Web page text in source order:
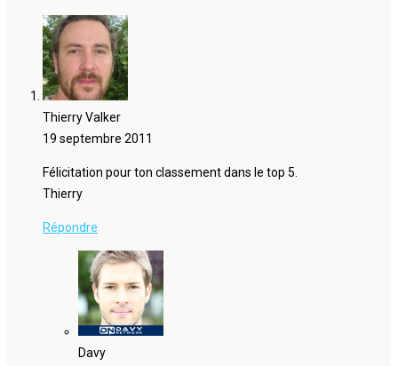
Thierry Valker
19 septembre 2011
Félicitation pour ton classement dans le top 5.
Thierry
Répondre
Davy